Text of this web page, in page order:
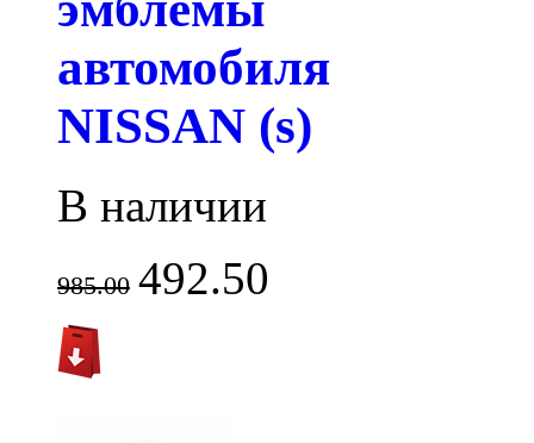
автомобиля
NISSAN (s)
В наличии
985.00 492.50